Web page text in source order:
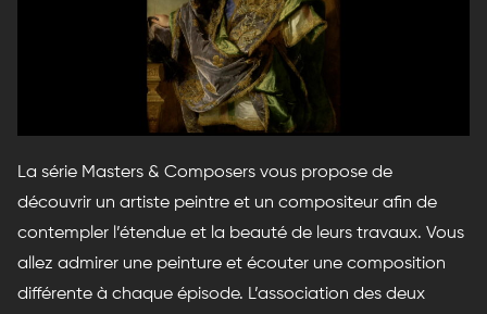
La série Masters & Composers vous propose de
découvrir un artiste peintre et un compositeur afin de
contempler l’étendue et la beauté de leurs travaux. Vous
allez admirer une peinture et écouter une composition
différente à chaque épisode. L’association des deux